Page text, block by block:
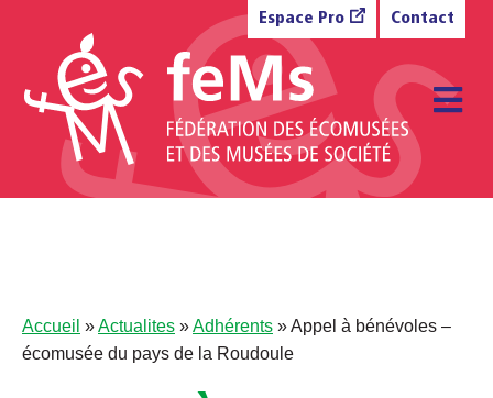
Espace Pro Contact
Accueil »Actualites »Adhérents »Appel à bénévoles –
écomusée du pays de la Roudoule